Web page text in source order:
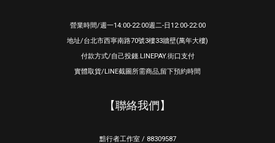
營業時間/週一14:00-22:00週二-日12:00-22:00
地址/台北市西寧南路70號3樓33牆壁(萬年大樓)
付款方式/自己投錢.LINEPAY.街口支付
實體取貨/LINE截圖所需商品,留下預約時間
【聯絡我們】
黯行者工作室 / 88309587